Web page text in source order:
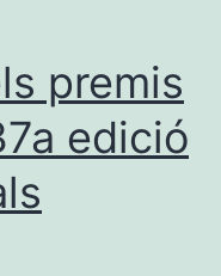
premis
edició